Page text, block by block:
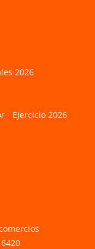
2026
- Ejercicio 2026